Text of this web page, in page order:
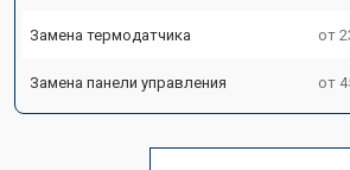
Замена термодатчика от
Замена панели управления от